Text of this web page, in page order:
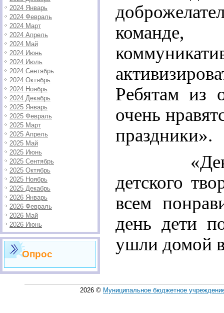
2024 Январь
2024 Февраль
2024 Март
2024 Апрель
2024 Май
2024 Июнь
2024 Июль
2024 Сентябрь
2024 Октябрь
2024 Ноябрь
2024 Декабрь
2025 Январь
2025 Февраль
2025 Март
2025 Апрель
2025 Май
2025 Июнь
2025 Сентябрь
2025 Октябрь
2025 Ноябрь
2025 Декабрь
2026 Январь
2026 Февраль
2026 Май
2026 Июнь
Опрос
Ребятам из
очень
праздники».
«День
детского
всем
день дети
ушли домой
2026 © Муниципальное бюджетное